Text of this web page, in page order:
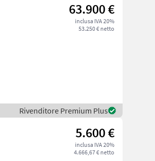
63.900 €
inclusa IVA 20%
53.250 € netto
Rivenditore Premium Plus
5.600 €
inclusa IVA 20%
4.666,67 € netto